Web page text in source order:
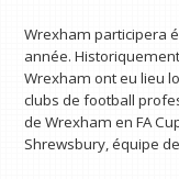
Wrexham participera
année.
Wrexham ont eu lieu
clubs de football
de Wrexham en FA
Shrewsbury, équipe